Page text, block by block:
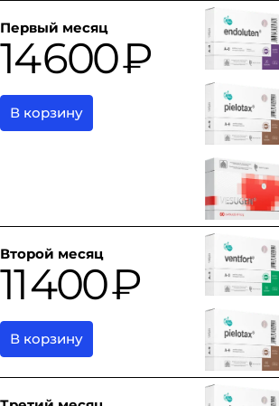
Первый месяц
14 600 ₽
В корзину
Второй месяц
11 400 ₽
В корзину